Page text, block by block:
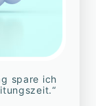
spare ich